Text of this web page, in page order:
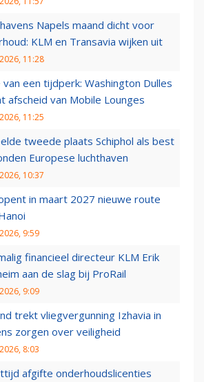
Napels maand dicht voor
KLM en Transavia wijken uit
11:28
van een tijdperk: Washington Dulles
afscheid van Mobile Lounges
11:25
tweede plaats Schiphol als best
Europese luchthaven
10:37
in maart 2027 nieuwe route
9:59
financieel directeur KLM Erik
aan de slag bij ProRail
9:09
trekt vliegvergunning Izhavia in
zorgen over veiligheid
8:03
afgifte onderhoudslicenties